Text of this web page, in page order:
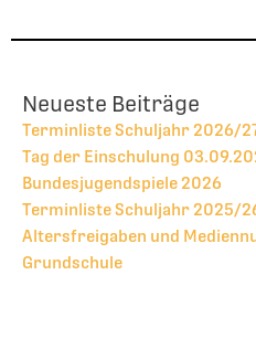
Neueste Beiträge
Terminliste Schuljahr 2026/
Tag der Einschulung
Bundesjugendspiele 2026
Terminliste Schuljahr 2025/
Altersfreigaben und
Grundschule